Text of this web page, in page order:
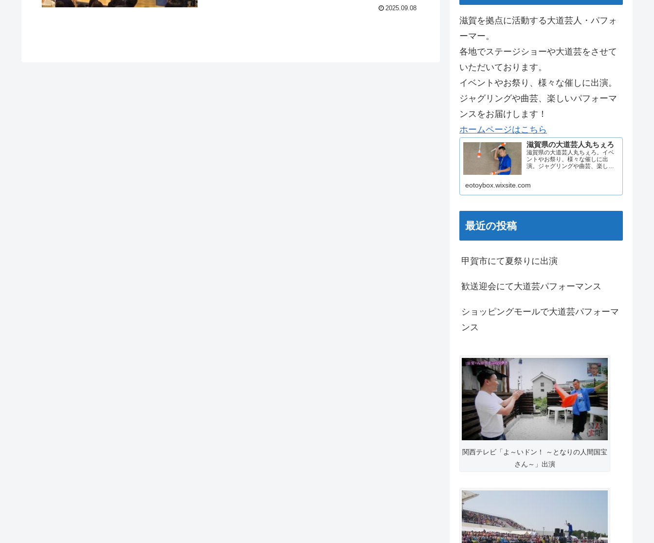
2025.09.08
滋賀を拠点に活動する大道芸人・パフォ
ーマー。
各地でステージショーや大道芸をさせて
いただいております。
イベントやお祭り、様々な催しに出演。
ジャグリングや曲芸、楽しいパフォーマ
ンスをお届けします！
ホームページはこちら
滋賀県の大道芸人丸ちぇろ
滋賀県の大道芸人丸ちぇろ。イベ
ントやお祭り、様々な催しに出
演。ジャグリングや曲芸、楽しい
eotoybox.wixsite.com
最近の投稿
甲賀市にて夏祭りに出演
歓送迎会にて大道芸パフォーマンス
ショッピングモールで大道芸パフォーマ
ンス
関西テレビ「よ～いドン！ ～となりの人間国宝
さん～」出演